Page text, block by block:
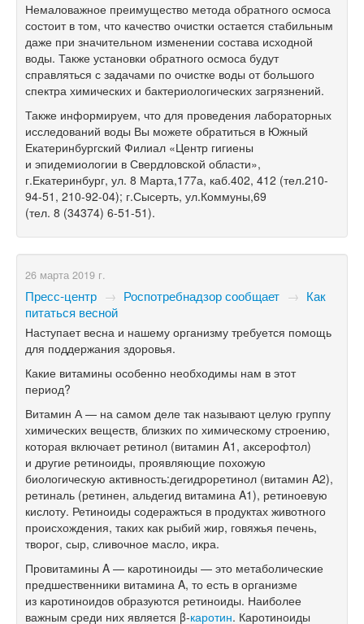
Немаловажное преимущество метода обратного осмоса
состоит в том, что качество очистки остается стабильным
даже при значительном изменении состава исходной
воды. Также установки обратного осмоса будут
справляться с задачами по очистке воды от большого
спектра химических и бактериологических загрязнений.
Также информируем, что для проведения лабораторных
исследований воды Вы можете обратиться в Южный
Екатеринбургский Филиал «Центр гигиены
и эпидемиологии в Свердловской области»,
г.Екатеринбург, ул. 8 Марта,177а, каб.402, 412 (тел.210-
94-51, 210-92-04); г.Сысерть, ул.Коммуны,69
(тел. 8 (34374) 6-51-51).
26 марта 2019 г.
Пресс-центр → Роспотребнадзор сообщает → Как
питаться весной
Наступает весна и нашему организму требуется помощь
для поддержания здоровья.
Какие витамины особенно необходимы нам в этот
период?
Витамин А — на самом деле так называют целую группу
химических веществ, близких по химическому строению,
которая включает ретинол (витамин A1, аксерофтол)
и другие ретиноиды, проявляющие похожую
биологическую активность:дегидроретинол (витамин A2),
ретиналь (ретинен, альдегид витамина A1), ретиноевую
кислоту. Ретиноиды содеражться в продуктах животного
происхождения, таких как рыбий жир, говяжья печень,
творог, сыр, сливочное масло, икра.
Провитамины A — каротиноиды — это метаболические
предшественники витамина A, то есть в организме
из каротиноидов образуются ретиноиды. Наиболее
важным среди них является β-каротин. Каротиноиды